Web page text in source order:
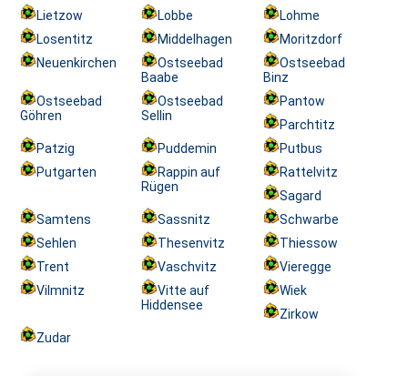
Lietzow Lobbe
Lohme
Losentitz
Middelhagen
Moritzdorf
Neuenkirchen
Ostseebad
Baabe
Ostseebad
Binz
Ostseebad
Göhren
Ostseebad
Sellin
Pantow
Parchtitz
Patzig
Puddemin
Putbus
Putgarten
Rappin auf
Rügen
Rattelvitz
Sagard
Samtens
Sassnitz
Schwarbe
Sehlen
Thesenvitz
Thiessow
Trent
Vaschvitz
Vieregge
Vilmnitz
Vitte auf
Hiddensee
Wiek
Zirkow
Zudar